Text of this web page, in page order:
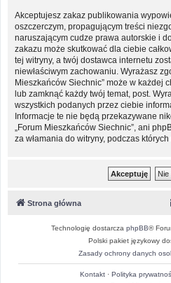
Akceptujesz zakaz publikowania
oszczerczym, propagującym treści
naruszającym cudze prawa autorskie i
zakazu może skutkować dla ciebie
tej witryny, a twój dostawca internetu
niewłaściwym zachowaniu. Wyrażasz
Mieszkańców Siechnic” może w każdej
lub zamknąć każdy twój temat, post.
wszystkich podanych przez ciebie
Informacje te nie będą przekazywane
„Forum Mieszkańców Siechnic”, ani
za włamania do witryny, podczas
Strona główna
Technologię dostarcza phpBB®
Polski pakiet językowy
Zasady ochrony danych
Kontakt· Polityka